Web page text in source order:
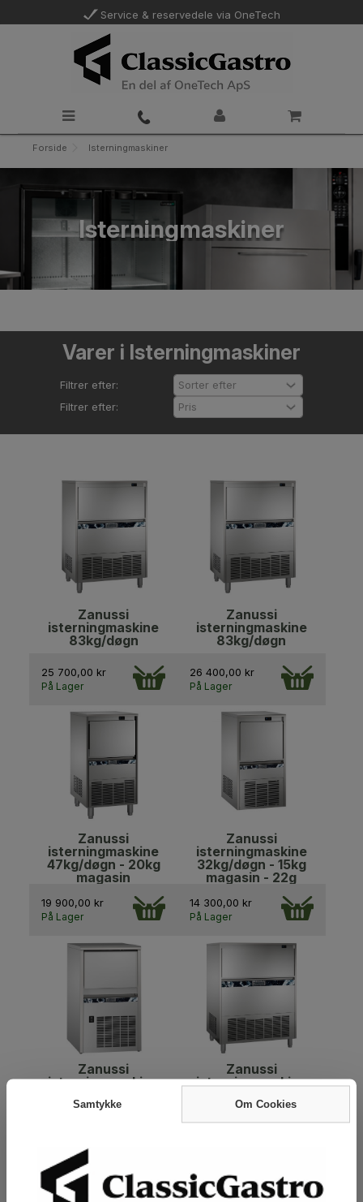
Service & reservedele via OneTech
Forside Isterningmaskiner
Isterningmaskiner
Varer i Isterningmaskiner
Filtrer efter:
Filtrer efter:
Zanussi
isterningmaskine
83kg/døgn
25 700,00 kr
På Lager
Zanussi
isterningmaskine
83kg/døgn
26 400,00 kr
På Lager
Zanussi
isterningmaskine
47kg/døgn - 20kg
magasin
19 900,00 kr
På Lager
Zanussi
isterningmaskine
32kg/døgn - 15kg
magasin - 22g
14 300,00 kr
På Lager
Zanussi
isterningmaskine
magasin - 14g
På Lager
Zanussi
isterningmaskine
magasin - 22g
Samtykke Om Cookies